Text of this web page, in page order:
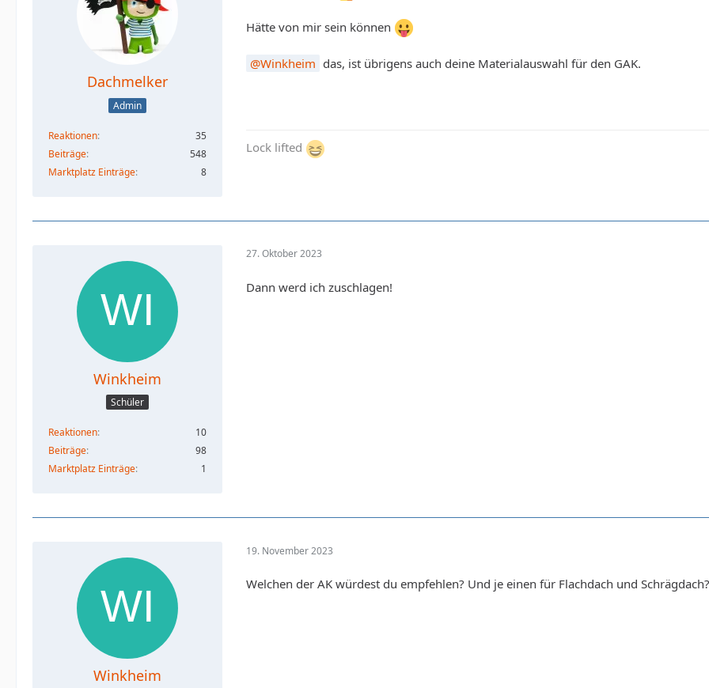
Dachmelker
Admin
Reaktionen
35
Beiträge
548
Marktplatz Einträge
8
Hätte von mir sein können
Winkheim das, ist übrigens auch deine Materialauswahl für den GAK.
Lock lifted
Winkheim
Schüler
Reaktionen
10
Beiträge
98
Marktplatz Einträge
1
27. Oktober 2023
Dann werd ich zuschlagen!
Winkheim
19. November 2023
Welchen der AK würdest du empfehlen? Und je einen für Flachdach und Schrägdach?